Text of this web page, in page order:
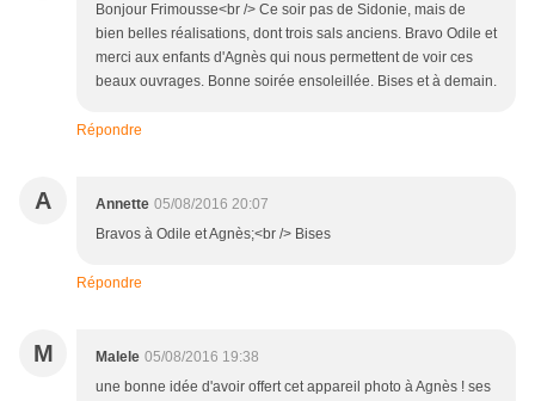
Bonjour Frimousse<br /> Ce soir pas de Sidonie, mais de
bien belles réalisations, dont trois sals anciens. Bravo Odile et
merci aux enfants d'Agnès qui nous permettent de voir ces
beaux ouvrages. Bonne soirée ensoleillée. Bises et à demain.
Répondre
A Annette 05/08/2016 20:07
Bravos à Odile et Agnès;<br /> Bises
Répondre
M Malele 05/08/2016 19:38
une bonne idée d'avoir offert cet appareil photo à Agnès ! ses